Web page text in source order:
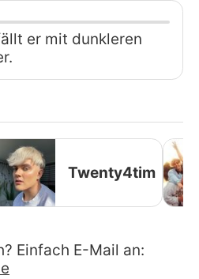
er mit dunkleren
Twenty4tim
Einfach E-Mail an: